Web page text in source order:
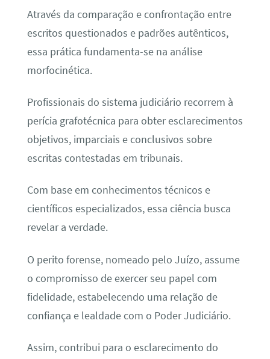
Através da comparação e confrontação entre
escritos questionados e padrões autênticos,
essa prática fundamenta-se na análise
morfocinética.
Profissionais do sistema judiciário recorrem à
perícia grafotécnica para obter esclarecimentos
objetivos, imparciais e conclusivos sobre
escritas contestadas em tribunais.
Com base em conhecimentos técnicos e
científicos especializados, essa ciência busca
revelar a verdade.
O perito forense, nomeado pelo Juízo, assume
o compromisso de exercer seu papel com
fidelidade, estabelecendo uma relação de
confiança e lealdade com o Poder Judiciário.
Assim, contribui para o esclarecimento do